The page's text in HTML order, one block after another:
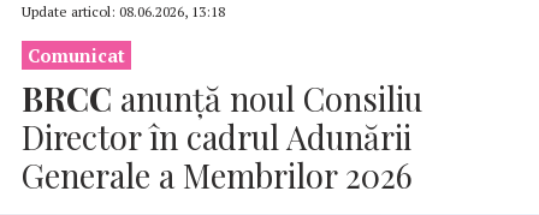
Update articol: 08.06.2026, 13:18
Comunicat
BRCC anunță noul Consiliu
Director în cadrul Adunării
Generale a Membrilor 2026